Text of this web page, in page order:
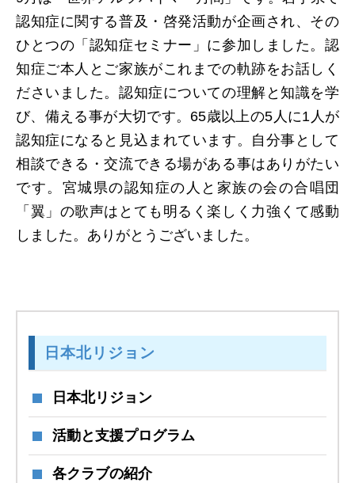
認知症に関する普及・啓発活動が企画され、その
ひとつの「認知症セミナー」に参加しました。認
知症ご本人とご家族がこれまでの軌跡をお話しく
ださいました。認知症についての理解と知識を学
び、備える事が大切です。65歳以上の5人に1人が
認知症になると見込まれています。自分事として
相談できる・交流できる場がある事はありがたい
です。宮城県の認知症の人と家族の会の合唱団
「翼」の歌声はとても明るく楽しく力強くて感動
しました。ありがとうございました。
日本北リジョン
日本北リジョン
活動と支援プログラム
各クラブの紹介